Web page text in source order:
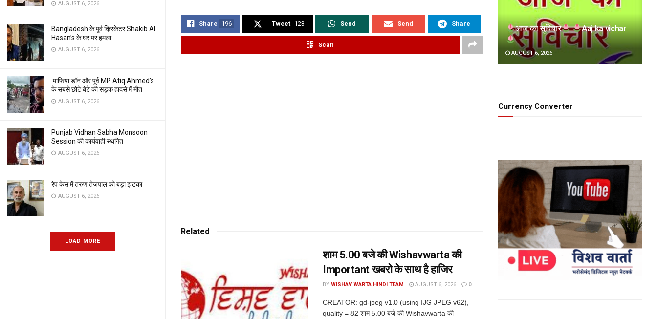
AUGUST 6, 2026
Bangladesh के पूर्व क्रिकेटर Shakib Al
Hasan’s के घर पर हमला
AUGUST 6, 2026
माफिया डॉन और पूर्व MP Atiq Ahmed’s
के सबसे छोटे बेटे की सड़क हादसे में मौत
AUGUST 6, 2026
Punjab Vidhan Sabha Monsoon
Session की कार्यवाही स्थगित
AUGUST 6, 2026
रेप केस में तरुण तेजपाल को बड़ा झटका
AUGUST 6, 2026
LOAD MORE
Share 196 Tweet 123 Send Send Share
Scan
Related
शाम 5.00 बजे की Wishavwarta की
Important खबरो के साथ है हाजिर
BY WISHAV WARTA HINDI TEAM AUGUST 6, 2026 0
CREATOR: gd-jpeg v1.0 (using IJG JPEG v62),
quality = 82 शाम 5.00 बजे की Wishavwarta की
आज का सुविचार Aaj ka vichar
AUGUST 6, 2026
Currency Converter